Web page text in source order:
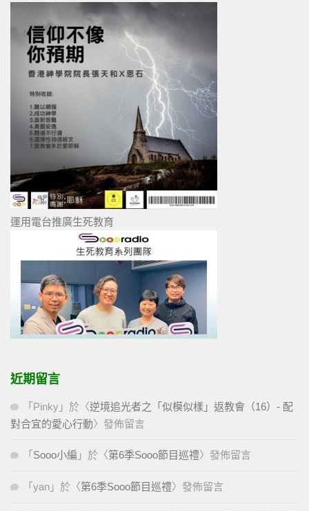
運用電台推廣生死教育
近期留言
「 Pinky 」於〈逆境追光者之「似模似樣」返教會（16）- 配
對合宜的愛心行動〉發佈留言
「 Sooo小編 」於〈第6季Sooo節目巡禮〉發佈留言
「 yan 」於〈第6季Sooo節目巡禮〉發佈留言